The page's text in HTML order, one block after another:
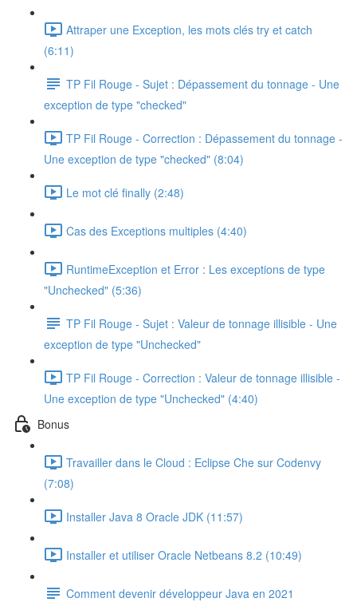
Attraper une Exception, les mots clés try et catch
(6:11)
TP Fil Rouge - Sujet : Dépassement du tonnage - Une
exception de type "checked"
TP Fil Rouge - Correction : Dépassement du tonnage -
Une exception de type "checked" (8:04)
Le mot clé finally (2:48)
Cas des Exceptions multiples (4:40)
RuntimeException et Error : Les exceptions de type
"Unchecked" (5:36)
TP Fil Rouge - Sujet : Valeur de tonnage illisible - Une
exception de type "Unchecked"
TP Fil Rouge - Correction : Valeur de tonnage illisible -
Une exception de type "Unchecked" (4:40)
Bonus
Travailler dans le Cloud : Eclipse Che sur Codenvy
(7:08)
Installer Java 8 Oracle JDK (11:57)
Installer et utiliser Oracle Netbeans 8.2 (10:49)
Comment devenir développeur Java en 2021